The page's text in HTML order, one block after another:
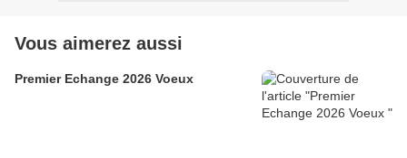
Vous aimerez aussi
Premier Echange 2026 Voeux